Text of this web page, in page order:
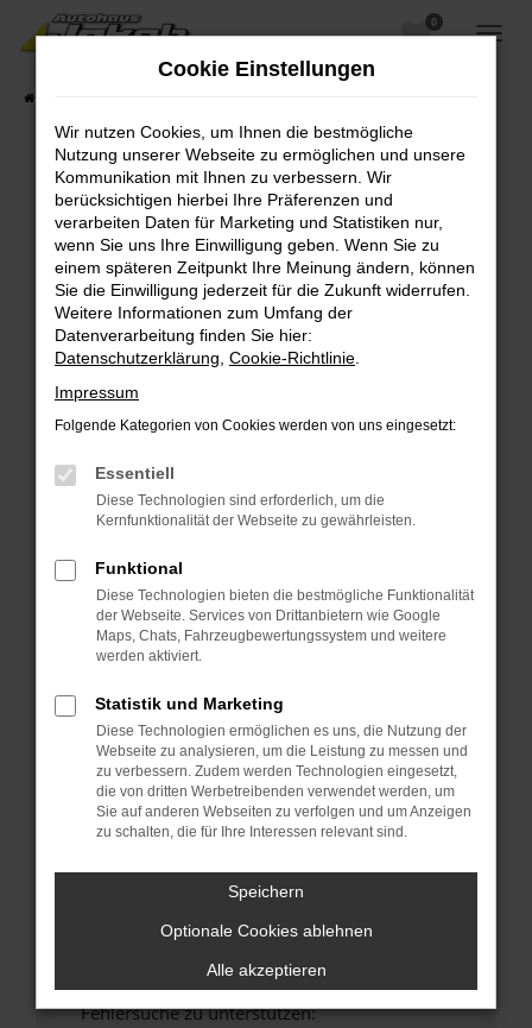
Zum
Hauptinhalt
0
Fehler: Network Error
Beim Laden ist ein Fehler aufgetreten.
Hier sind ein paar Tipps, die dir helfen können:
Überprüfe deine Firewall und deine
Internetverbindung.
Laden andere Webseiten, zum Beispiel deine
Suchmaschine?
Prüfe deine Browsererweiterungen.
Manche Erweiterungen, wie Werbeblocker,
können das Laden bestimmter Seiten
verhindern. Funktioniert die Seite in einem
Fenster?
Starte dein Gerät neu.
Das kann manchmal helfen, vorübergehende
Probleme zu beheben.
Betriebssystem auf dem neuesten Stand
sind.
Veraltete Software birgt nicht nur ein
Sicherheitsrisiko, sondern kann auch dazu
führen, dass bestimmte Funktionen nicht mehr
unterstützt werden.
Wende dich an den Webseitenbetreiber.
Wenn du alle oben genannten Schritte versucht
hast, kontaktiere uns bitte. Wir werden
versuchen, das Problem zu beheben. Du kannst
uns diesen Text schicken, um uns bei der
Fehlersuche zu unterstützen:
Cookie Einstellungen
Wir nutzen Cookies, um Ihnen die bestmögliche
Nutzung unserer Webseite zu ermöglichen und unsere
Kommunikation mit Ihnen zu verbessern. Wir
berücksichtigen hierbei Ihre Präferenzen und
verarbeiten Daten für Marketing und Statistiken nur,
wenn Sie uns Ihre Einwilligung geben. Wenn Sie zu
einem späteren Zeitpunkt Ihre Meinung ändern, können
Sie die Einwilligung jederzeit für die Zukunft widerrufen.
Weitere Informationen zum Umfang der
Datenverarbeitung finden Sie hier:
Datenschutzerklärung Cookie-Richtlinie
Impressum
Folgende Kategorien von Cookies werden von uns eingesetzt:
Essentiell
Diese Technologien sind erforderlich, um die
Kernfunktionalität der Webseite zu gewährleisten.
Funktional
Diese Technologien bieten die bestmögliche Funktionalität
der Webseite. Services von Drittanbietern wie Google
Maps, Chats, Fahrzeugbewertungssystem und weitere
werden aktiviert.
Statistik und Marketing
Diese Technologien ermöglichen es uns, die Nutzung der
Webseite zu analysieren, um die Leistung zu messen und
zu verbessern. Zudem werden Technologien eingesetzt,
die von dritten Werbetreibenden verwendet werden, um
Sie auf anderen Webseiten zu verfolgen und um Anzeigen
zu schalten, die für Ihre Interessen relevant sind.
Speichern
Optionale Cookies ablehnen
Alle akzeptieren